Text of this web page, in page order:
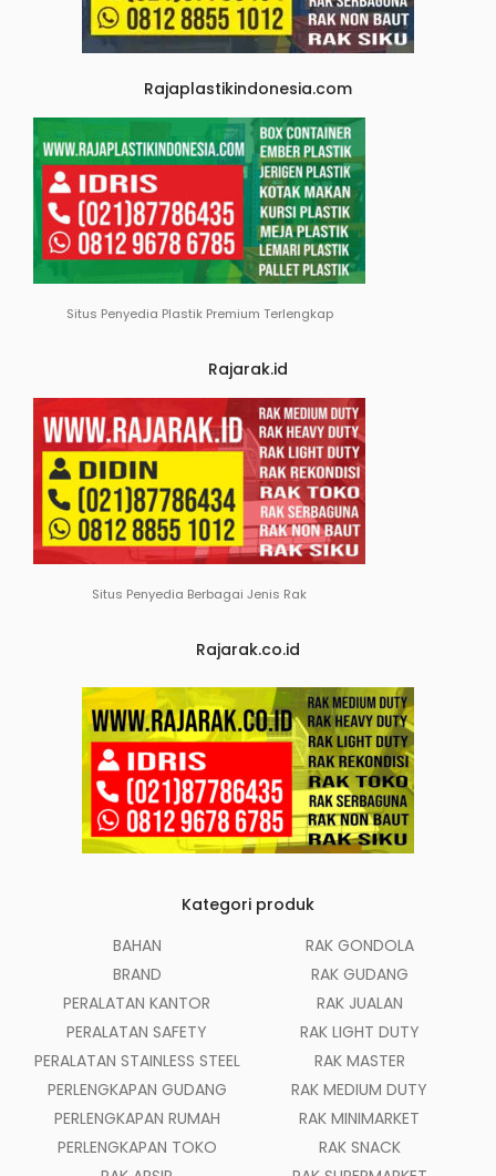
Rajaplastikindonesia.com
Situs Penyedia Plastik Premium Terlengkap
Rajarak.id
Situs Penyedia Berbagai Jenis Rak
Rajarak.co.id
Kategori produk
BAHAN
BRAND
PERALATAN KANTOR
PERALATAN SAFETY
PERALATAN STAINLESS STEEL
PERLENGKAPAN GUDANG
PERLENGKAPAN RUMAH
PERLENGKAPAN TOKO
RAK GONDOLA
RAK GUDANG
RAK JUALAN
RAK LIGHT DUTY
RAK MASTER
RAK MEDIUM DUTY
RAK MINIMARKET
RAK SNACK